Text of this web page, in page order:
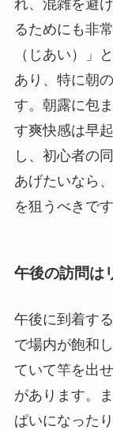
れ、混雑を避
るためにも非
（じあい）」
あり、特に朝
す。朝露に包
す爽快感は早
し、初心者の
あげたいなら
を狙うべきです
午後の訪問は
午後に到着す
で場内が飽和
ていて竿を出
があります。
ぱいになった